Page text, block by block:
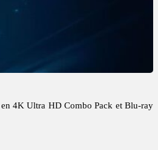
4K Ultra HD Combo Pack et Blu-ray